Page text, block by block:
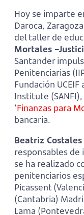
Hoy se imparte
Daroca,
del taller de
Mortales
Santander
Penitenciarias
Fundación
Institute
‘Finanzas para
bancaria.
Beatriz Costales
responsables
se ha realizado
penitenciarios
Picassent
(Cantabria)
Lama